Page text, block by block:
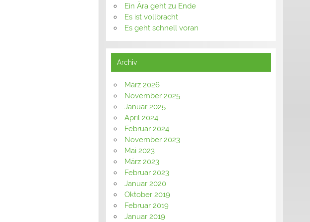
Ein Ära geht zu Ende
Es ist vollbracht
Es geht schnell voran
Archiv
März 2026
November 2025
Januar 2025
April 2024
Februar 2024
November 2023
Mai 2023
März 2023
Februar 2023
Januar 2020
Oktober 2019
Februar 2019
Januar 2019